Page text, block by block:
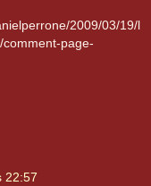
2009/03/19/l
page-
22:57